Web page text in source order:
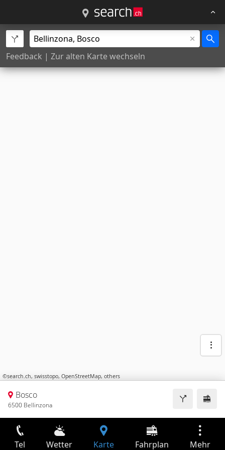
Feedback | Zur alten Karte wechseln
©search.ch, swisstopo, OpenStreetMap, others
Bosco
6500 Bellinzona
Tel Wetter Karte Fahrplan Mehr